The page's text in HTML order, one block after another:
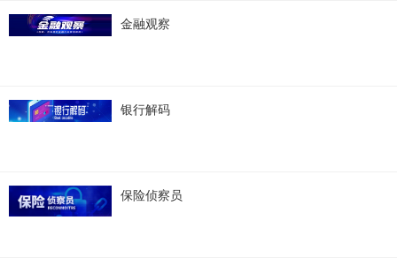
金融观察
银行解码
保险侦察员